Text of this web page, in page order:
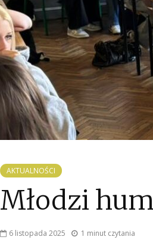
AKTUALNOŚCI
Młodzi
6 listopada 2025 1 minut czytania